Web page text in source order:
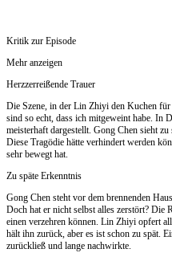
Kritik zur Episode
Mehr anzeigen
Herzzerreißende Trauer
Die Szene, in der Lin Zhiyi den Kuchen
sind so echt, dass ich mitgeweint habe. In
meisterhaft dargestellt. Gong Chen sieht
Diese Tragödie hätte verhindert werden
sehr bewegt hat.
Zu späte Erkenntnis
Gong Chen steht vor dem brennenden
Doch hat er nicht selbst alles zerstört? Die
einen verzehren können. Lin Zhiyi opfert
hält ihn zurück, aber es ist schon zu spät.
zurückließ und lange nachwirkte.